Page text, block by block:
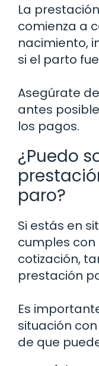
La
comienza a
nacimiento,
si el parto
Asegúrate
antes
los pagos.
¿Puedo
paro?
Si estás en
cumples con
cotización,
prestación
Es
situación
de que